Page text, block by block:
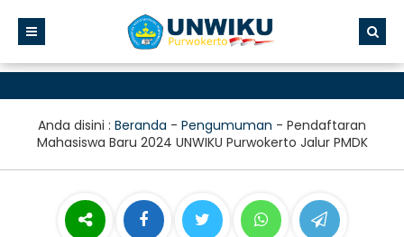
Anda disini : Beranda - Pengumuman - Pendaftaran
Mahasiswa Baru 2024 UNWIKU Purwokerto Jalur PMDK